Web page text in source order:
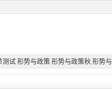
测试 形势与政策 形势与政策秋 形势